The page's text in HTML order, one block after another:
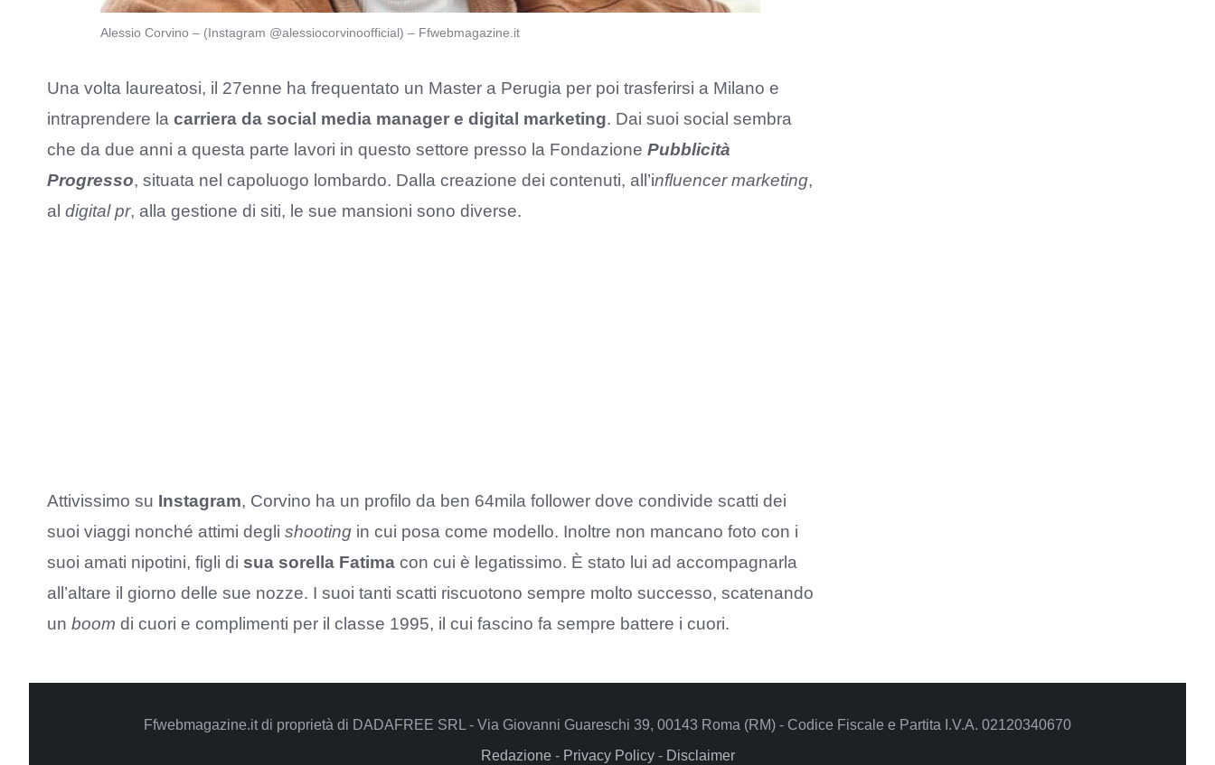
Alessio Corvino – (Instagram @alessiocorvinoofficial) – Ffwebmagazine.it
Una volta laureatosi, il 27enne ha frequentato un Master a Perugia per poi trasferirsi a Milano e
intraprendere la carriera da social media manager e digital marketing. Dai suoi social sembra
che da due anni a questa parte lavori in questo settore presso la Fondazione Pubblicità
Progresso, situata nel capoluogo lombardo. Dalla creazione dei contenuti, all’influencer marketing,
al digital pr, alla gestione di siti, le sue mansioni sono diverse.
Attivissimo su Instagram, Corvino ha un profilo da ben 64mila follower dove condivide scatti dei
suoi viaggi nonché attimi degli shooting in cui posa come modello. Inoltre non mancano foto con i
suoi amati nipotini, figli di sua sorella Fatima con cui è legatissimo. È stato lui ad accompagnarla
all’altare il giorno delle sue nozze. I suoi tanti scatti riscuotono sempre molto successo, scatenando
un boom di cuori e complimenti per il classe 1995, il cui fascino fa sempre battere i cuori.
Ffwebmagazine.it di proprietà di DADAFREE SRL - Via Giovanni Guareschi 39, 00143 Roma (RM) - Codice Fiscale e Partita I.V.A. 02120340670
Redazione- Privacy Policy- Disclaimer